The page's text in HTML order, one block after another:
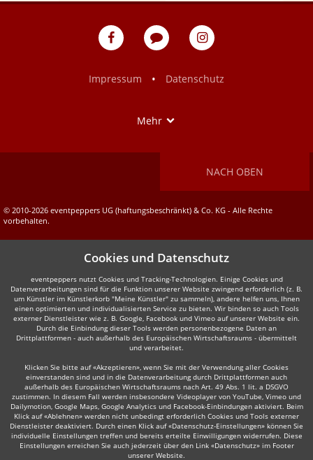
eventpeppers
Blog
eventpeppers
Impressum
• Datenschutz
Mehr
NACH OBEN
© 2010-2026 eventpeppers UG (haftungsbeschränkt) & Co. KG - Alle Rechte
vorbehalten.
Cookies und Datenschutz
eventpeppers nutzt Cookies und Tracking-Technologien. Einige Cookies und
Datenverarbeitungen sind für die Funktion unserer Website zwingend erforderlich (z. B.
um Künstler im Künstlerkorb "Meine Künstler" zu sammeln), andere helfen uns, Ihnen
einen optimierten und individualisierten Service zu bieten. Wir binden so auch Tools
externer Dienstleister wie z. B. Google, Facebook und Vimeo auf unserer Website ein.
Durch die Einbindung dieser Tools werden personenbezogene Daten an
Drittplattformen - auch außerhalb des Europäischen Wirtschaftsraums - übermittelt
und verarbeitet.
Klicken Sie bitte auf «Akzeptieren», wenn Sie mit der Verwendung aller Cookies
einverstanden sind und in die Datenverarbeitung durch Drittplattformen auch
außerhalb des Europäischen Wirtschaftsraums nach Art. 49 Abs. 1 lit. a DSGVO
zustimmen. In diesem Fall werden insbesondere Videoplayer von YouTube, Vimeo und
Dailymotion, Google Maps, Google Analytics und Facebook-Einbindungen aktiviert. Beim
Klick auf «Ablehnen» werden nicht unbedingt erforderlich Cookies und Tools externer
Dienstleister deaktiviert. Durch einen Klick auf «Datenschutz-Einstellungen» können Sie
individuelle Einstellungen treffen und bereits erteilte Einwilligungen widerrufen. Diese
Einstellungen erreichen Sie auch jederzeit über den Link «Datenschutz» im Footer
unserer Website.